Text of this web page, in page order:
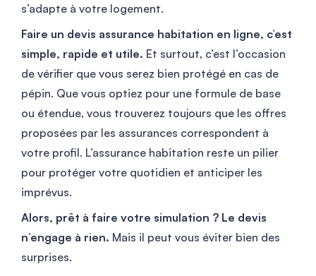
s’adapte à votre logement.
Faire un devis assurance habitation en ligne, c’est
simple, rapide et utile. Et surtout, c’est l’occasion
de vérifier que vous serez bien protégé en cas de
pépin. Que vous optiez pour une formule de base
ou étendue, vous trouverez toujours que les offres
proposées par les assurances correspondent à
votre profil. L’assurance habitation reste un pilier
pour protéger votre quotidien et anticiper les
imprévus.
Alors, prêt à faire votre simulation ? Le devis
n’engage à rien. Mais il peut vous éviter bien des
surprises.